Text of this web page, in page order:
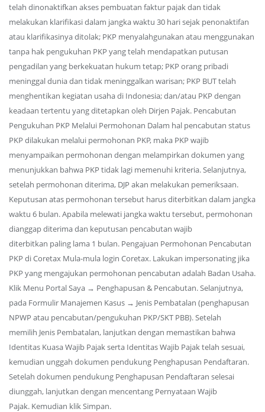
telah dinonaktifkan akses pembuatan faktur pajak dan tidak
melakukan klarifikasi dalam jangka waktu 30 hari sejak penonaktifan
atau klarifikasinya ditolak; PKP menyalahgunakan atau menggunakan
tanpa hak pengukuhan PKP yang telah mendapatkan putusan
pengadilan yang berkekuatan hukum tetap; PKP orang pribadi
meninggal dunia dan tidak meninggalkan warisan; PKP BUT telah
menghentikan kegiatan usaha di Indonesia; dan/atau PKP dengan
keadaan tertentu yang ditetapkan oleh Dirjen Pajak. Pencabutan
Pengukuhan PKP Melalui Permohonan Dalam hal pencabutan status
PKP dilakukan melalui permohonan PKP, maka PKP wajib
menyampaikan permohonan dengan melampirkan dokumen yang
menunjukkan bahwa PKP tidak lagi memenuhi kriteria. Selanjutnya,
setelah permohonan diterima, DJP akan melakukan pemeriksaan.
Keputusan atas permohonan tersebut harus diterbitkan dalam jangka
waktu 6 bulan. Apabila melewati jangka waktu tersebut, permohonan
dianggap diterima dan keputusan pencabutan wajib
diterbitkan paling lama 1 bulan. Pengajuan Permohonan Pencabutan
PKP di Coretax Mula-mula login Coretax. Lakukan impersonating jika
PKP yang mengajukan permohonan pencabutan adalah Badan Usaha.
Klik Menu Portal Saya → Penghapusan & Pencabutan. Selanjutnya,
pada Formulir Manajemen Kasus → Jenis Pembatalan (penghapusan
NPWP atau pencabutan/pengukuhan PKP/SKT PBB). Setelah
memilih Jenis Pembatalan, lanjutkan dengan memastikan bahwa
Identitas Kuasa Wajib Pajak serta Identitas Wajib Pajak telah sesuai,
kemudian unggah dokumen pendukung Penghapusan Pendaftaran.
Setelah dokumen pendukung Penghapusan Pendaftaran selesai
diunggah, lanjutkan dengan mencentang Pernyataan Wajib
Pajak. Kemudian klik Simpan.